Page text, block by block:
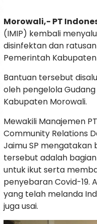
Morowali,- PT
(IMIP) kembali
disinfektan dan
Pemerintah
Bantuan tersebut
oleh pengelola
Kabupaten Morowali.
Mewakili Manajemen
Community Relations
Jaimu SP
tersebut adalah
untuk ikut serta
penyebaran Covid-19.
yang telah melanda
juga usai.